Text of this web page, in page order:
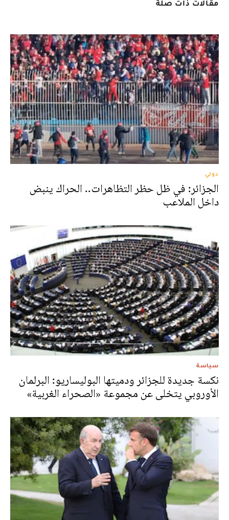
مقالات ذات صلة
دولي
الجزائر: في ظل حظر التظاهرات.. الحراك ينبض
داخل الملاعب
سياسة
نكسة جديدة للجزائر ودميتها البوليساريو: البرلمان
الأوروبي يتخلى عن مجموعة «الصحراء الغربية»